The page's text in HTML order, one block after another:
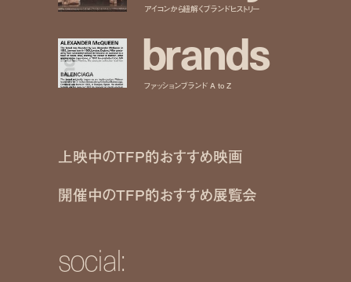
アイコンから紐解くブランドヒストリー
brands
ファッションブランド A to Z
上映中のTFP的おすすめ映画
開催中のTFP的おすすめ展覧会
social: